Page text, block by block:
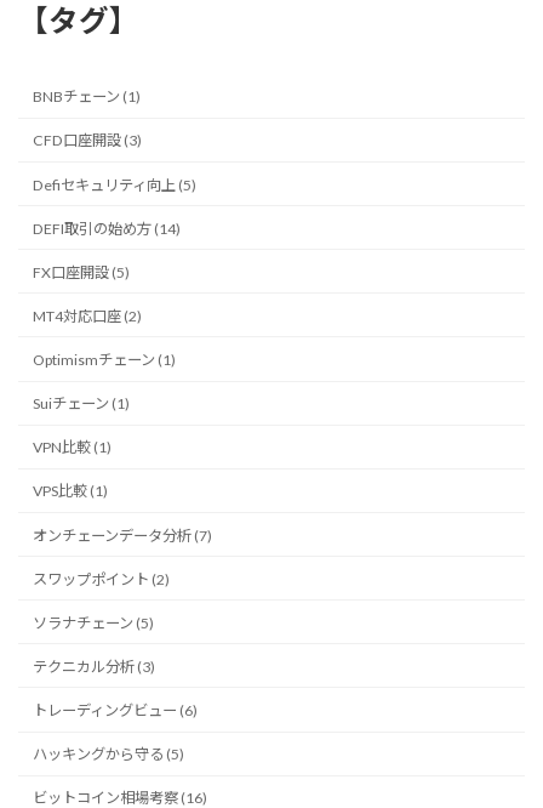
【タグ】
BNBチェーン (1)
CFD口座開設 (3)
Defiセキュリティ向上 (5)
DEFI取引の始め方 (14)
FX口座開設 (5)
MT4対応口座 (2)
Optimismチェーン (1)
Suiチェーン (1)
VPN比較 (1)
VPS比較 (1)
オンチェーンデータ分析 (7)
スワップポイント (2)
ソラナチェーン (5)
テクニカル分析 (3)
トレーディングビュー (6)
ハッキングから守る (5)
ビットコイン相場考察 (16)